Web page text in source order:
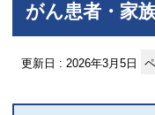
がん患者・家
更新日 : 2026年3月5日